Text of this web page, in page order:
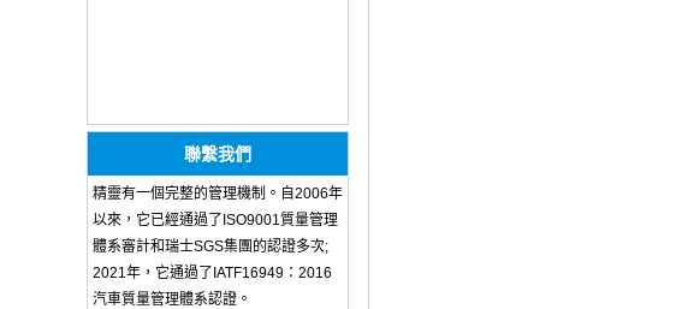
Guard Sparring
Helmet Boxing Head
Guard PU red color -
COPY - iwhp4c
OEM ODM
polyurethane material
unique helmets design
PU Foam Head Guard
- COPY - gdfoa2
聯繫我們
精靈有一個完整的管理機制。自2006年
以來，它已經通過了ISO9001質量管理
體系審計和瑞士SGS集團的認證多次;
2021年，它通過了IATF16949：2016
汽車質量管理體系認證。